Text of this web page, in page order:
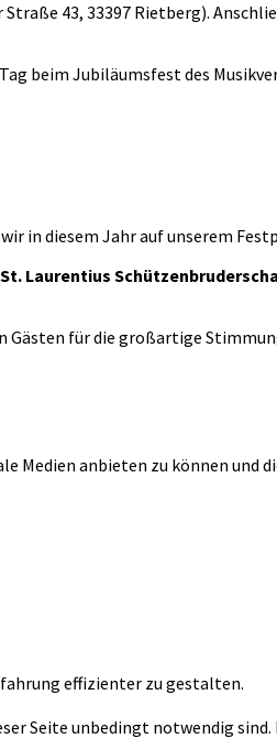
43, 33397 Rietberg).
beim Jubiläumsfest des
in diesem Jahr auf unserem
St. Laurentius
für die großartige
anbieten zu können und
effizienter zu gestalten.
Seite unbedingt notwendig